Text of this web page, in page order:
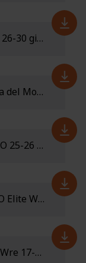
2414.19 Convocazione EYOC 26-30 giugno 2019 Grodno (Bielorussia)
2403.19 Convocazione Coppa del Mondo 06-16 giugno 2019 Helsinki Finlandia
2404.19 Convocazione Trail-O 25-26 maggio 2019
2398.19 Convocazione MTBO Elite Wre 25-26 maggio 2019 Austria
2391.19 Convocazione MTB Wre 17-19 maggio 2019 Francia